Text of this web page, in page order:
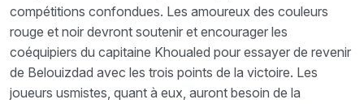
compétitions confondues. Les amoureux des couleurs
rouge et noir devront soutenir et encourager les
coéquipiers du capitaine Khoualed pour essayer de revenir
de Belouizdad avec les trois points de la victoire. Les
joueurs usmistes, quant à eux, auront besoin de la